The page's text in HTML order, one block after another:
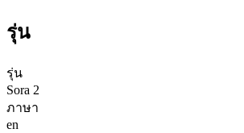
รุ่น
รุ่น
Sora 2
ภาษา
en